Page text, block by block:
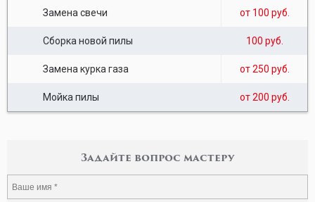
Замена свечи от 100 руб.
Сборка новой пилы 100 руб.
Замена курка газа от 250 руб.
Мойка пилы от 200 руб.
Задайте вопрос мастеру